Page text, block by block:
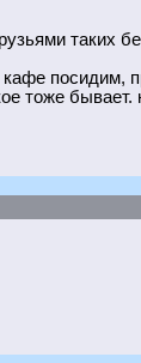
таких
посидим,
тоже бывает.